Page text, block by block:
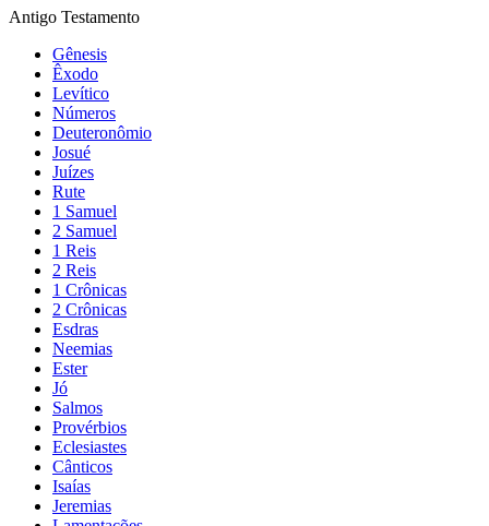
Antigo Testamento
Gênesis
Êxodo
Levítico
Números
Deuteronômio
Josué
Juízes
Rute
1 Samuel
2 Samuel
1 Reis
2 Reis
1 Crônicas
2 Crônicas
Esdras
Neemias
Ester
Jó
Salmos
Provérbios
Eclesiastes
Cânticos
Isaías
Jeremias